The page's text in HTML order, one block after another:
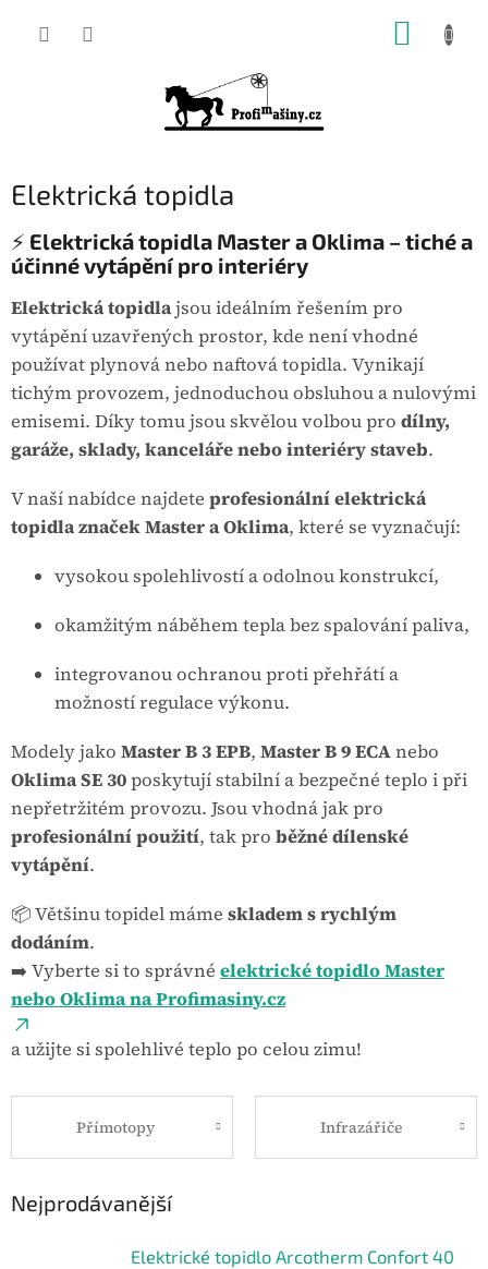
Elektrická topidla
⚡ Elektrická topidla Master a Oklima – tiché a
účinné vytápění pro interiéry
Elektrická topidlajsou ideálním řešením pro
vytápění uzavřených prostor, kde není vhodné
používat plynová nebo naftová topidla. Vynikají
tichým provozem, jednoduchou obsluhou a nulovými
emisemi. Díky tomu jsou skvělou volbou pro dílny,
garáže, sklady, kanceláře nebo interiéry staveb.
V naší nabídce najdete profesionální elektrická
topidla značek Master a Oklima, které se vyznačují:
vysokou spolehlivostí a odolnou konstrukcí,
okamžitým náběhem tepla bez spalování paliva,
integrovanou ochranou proti přehřátí a
možností regulace výkonu.
Modely jako Master B 3 EPB, Master B 9 ECAnebo
Oklima SE 30poskytují stabilní a bezpečné teplo i při
nepřetržitém provozu. Jsou vhodná jak pro
profesionální použití, tak pro běžné dílenské
vytápění.
📦 Většinu topidel máme skladem s rychlým
dodáním.
➡️ Vyberte si to správné elektrické topidlo Master
nebo Oklima na Profimasiny.cz
a užijte si spolehlivé teplo po celou zimu!
Přímotopy Infrazářiče
Nejprodávanější
Elektrické topidlo Arcotherm Confort 40